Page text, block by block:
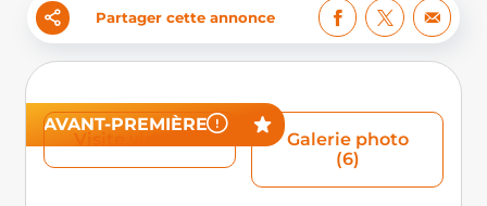
Partager cette annonce
AVANT-PREMIÈRE
Visite virtuelle
Galerie photo
(6)